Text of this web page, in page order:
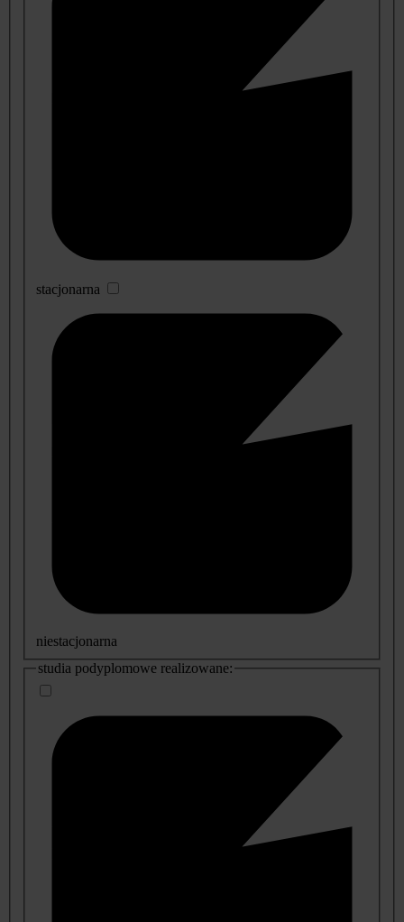
stacjonarna
niestacjonarna
studia podyplomowe realizowane: